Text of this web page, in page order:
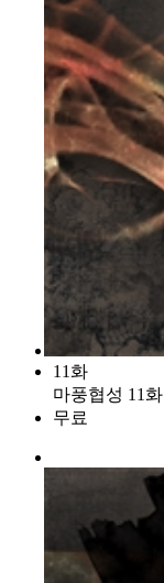
11화
마풍협성 11화
무료